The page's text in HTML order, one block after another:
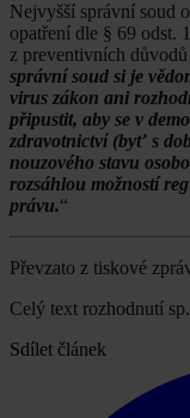
Nejvyšší správní soud
opatření dle § 69 odst.
z preventivních
správní soud si je
virus zákon ani
připustit, aby se v
zdravotnictví (byť s
nouzového stavu
rozsáhlou možností
právu.“
Převzato z tiskové
Celý text rozhodnutí
Sdílet článek